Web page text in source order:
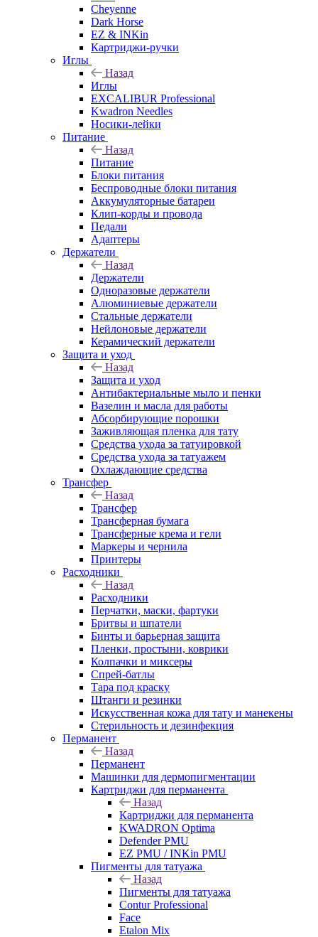
Cheyenne
Dark Horse
EZ & INKin
Картриджи-ручки
Иглы
Назад
Иглы
EXCALIBUR Professional
Kwadron Needles
Носики-лейки
Питание
Назад
Питание
Блоки питания
Беспроводные блоки питания
Аккумуляторные батареи
Клип-корды и провода
Педали
Адаптеры
Держатели
Назад
Держатели
Одноразовые держатели
Алюминиевые держатели
Стальные держатели
Нейлоновые держатели
Керамический держатели
Защита и уход
Назад
Защита и уход
Антибактериальные мыло и пенки
Вазелин и масла для работы
Абсорбирующие порошки
Заживляющая пленка для тату
Средства ухода за татуировкой
Средства ухода за татуажем
Охлаждающие средства
Трансфер
Назад
Трансфер
Трансферная бумага
Трансферные крема и гели
Маркеры и чернила
Принтеры
Расходники
Назад
Расходники
Перчатки, маски, фартуки
Бритвы и шпатели
Бинты и барьерная защита
Пленки, простыни, коврики
Колпачки и миксеры
Спрей-батлы
Тара под краску
Штанги и резинки
Искусственная кожа для тату и манекены
Стерильность и дезинфекция
Перманент
Назад
Перманент
Машинки для дермопигментации
Картриджи для перманента
Назад
Картриджи для перманента
KWADRON Optima
Defender PMU
EZ PMU / INKin PMU
Пигменты для татуажа
Назад
Пигменты для татуажа
Contur Professional
Face
Etalon Mix